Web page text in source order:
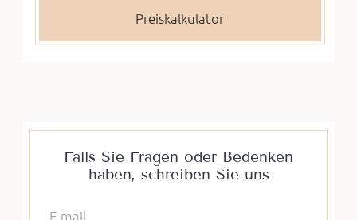
Falls Sie Fragen oder Bedenken
haben, schreiben Sie uns
E-mail